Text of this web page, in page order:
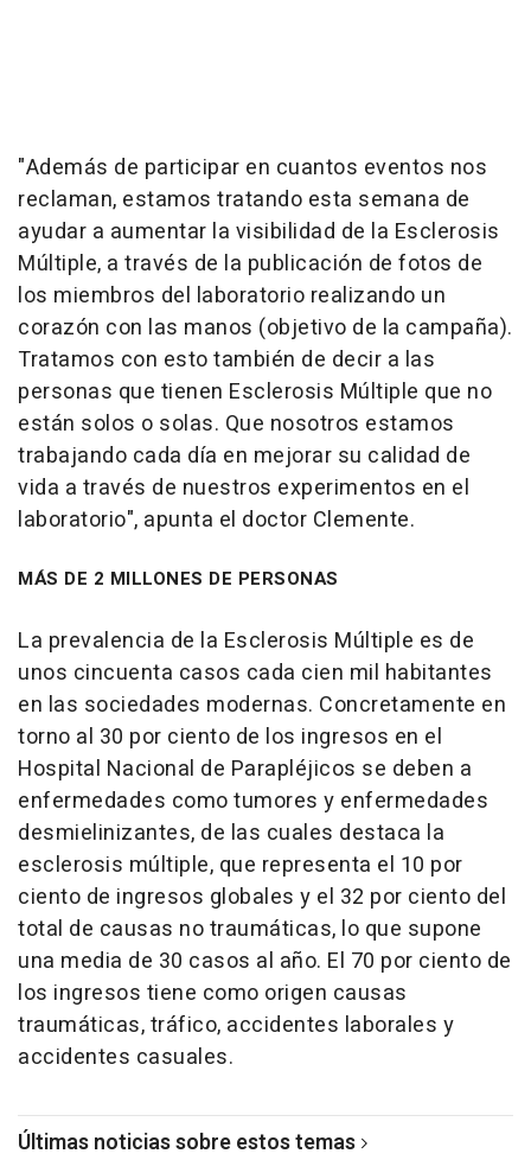
"Además de participar en cuantos eventos nos
reclaman, estamos tratando esta semana de
ayudar a aumentar la visibilidad de la Esclerosis
Múltiple, a través de la publicación de fotos de
los miembros del laboratorio realizando un
corazón con las manos (objetivo de la campaña).
Tratamos con esto también de decir a las
personas que tienen Esclerosis Múltiple que no
están solos o solas. Que nosotros estamos
trabajando cada día en mejorar su calidad de
vida a través de nuestros experimentos en el
laboratorio", apunta el doctor Clemente.
MÁS DE 2 MILLONES DE PERSONAS
La prevalencia de la Esclerosis Múltiple es de
unos cincuenta casos cada cien mil habitantes
en las sociedades modernas. Concretamente en
torno al 30 por ciento de los ingresos en el
Hospital Nacional de Parapléjicos se deben a
enfermedades como tumores y enfermedades
desmielinizantes, de las cuales destaca la
esclerosis múltiple, que representa el 10 por
ciento de ingresos globales y el 32 por ciento del
total de causas no traumáticas, lo que supone
una media de 30 casos al año. El 70 por ciento de
los ingresos tiene como origen causas
traumáticas, tráfico, accidentes laborales y
accidentes casuales.
Últimas noticias sobre estos temas